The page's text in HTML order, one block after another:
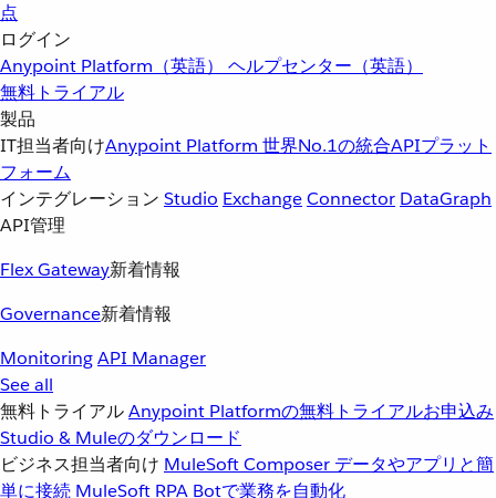
点
ログイン
Anypoint Platform（英語） ヘルプセンター（英語）
無料トライアル
製品
IT担当者向けAnypoint Platform 世界No.1の統合APIプラット
フォーム
インテグレーション Studio ExchangeConnector DataGraph
API管理
Flex Gateway新着情報
Governance新着情報
MonitoringAPI Manager
See all
無料トライアルAnypoint Platformの無料トライアルお申込み
Studio & Muleのダウンロード
ビジネス担当者向け MuleSoft Composer データやアプリと簡
単に接続 MuleSoft RPA Botで業務を自動化